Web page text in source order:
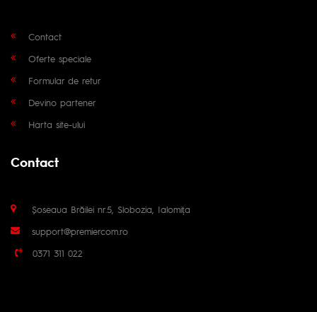
Contact
Oferte speciale
Formular de retur
Devino partener
Harta site-ului
Contact
Șoseaua Brăilei nr.5, Slobozia, Ialomița
support@premiercom.ro
0371 311 022